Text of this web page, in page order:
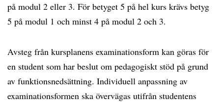
på modul 2 eller 3. För betyget 5 på hel kurs krävs betyg
5 på modul 1 och minst 4 på modul 2 och 3.
Avsteg från kursplanens examinationsform kan göras för
en student som har beslut om pedagogiskt stöd på grund
av funktionsnedsättning. Individuell anpassning av
examinationsformen ska övervägas utifrån studentens